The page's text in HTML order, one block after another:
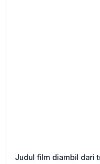
Judul film diambil dari